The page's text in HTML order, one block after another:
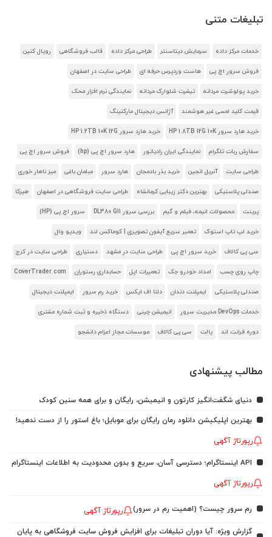
تبلیغات متنی
خدمات مرکز داده سرمایش دیتاسنتر طراحی مرکز داده قالب فروشگاهی رویال کنین
فروش سرور اچ پی هاست وردپرس حرفه ای طراحی سایت در اصفهان
خرید پولوشرت مردانه تیشرت شلوارک مردانه نمایندگی نرم افزار محک
قیمت کلید لمسی غیر هوشمند آژانس دیجیتال مارکتینگ
خرید هارد سرور HP 1.8TB 12G 10K خرید هارد سرور HP 1.2TB 10K 12G
سفارش ربات تلگرام نمایندگی ایران رادیاتور هارد سرور اچ پی (hp) فروش سرور اچ پی
طراحی سایت آنریل انجین خرید بذر بادمجان هارد سرور مبلمان باغی میز ناهار خوری
صندلی پلاستیکی بهترین دکتر زیبایی کرمانشاه طراحی سایت فروشگاهی در اصفهان هیرکا
پرینت محصولات انیمه، فیلم و گیم بررسی سرور DL380 G11 سرور اچ پی (HP)
خرید لپ تاپ استوک تعمیر سریع آیفون تصویری | کوماکس لند ویدیو وال
سی پی کالاف خرید سرور اچ پی طراحی سایت در مشهد دستیاری طراحی سایت در کرج
چاپ روی چسب امداد خودرو جک تعمیرات اپل حسابداری رستوران CoverTrader.com
صندلی پلاستیکی ایمپلنت دندان دلتا اف ایکس خرید رم سرور ایمپلنت دیجیتال
خدمات DevOps مدیریت سرور انیمیشن چینی دستگاه ذخیره و ثبت شماره مشتری
دوره فرانت اند پالت سی پی کالاف موسسات مجاز اعزام دانشجو
مطالب پیشنهادی
دنیای شگفت‌انگیز کارتون و انیمیشن، رایگان و برای همه سنین کودک
بهترین اپلیکیشن دانلود رمان رایگان برای موبایل؛ باغ استور را از دست ندهید!
رپورتاژ آگهی
API اینستاگرام؛ دسترسی آسان، سریع و بدون محدودیت به اطلاعات اینستاگرام
رپورتاژ آگهی
رم سرور چیست؟ (اهمیت رم در سرور) رپورتاژ آگهی
گزارش ویژه: آیا دوران تبلیغات برای افزایش فروش سایت فروشگاهی به پایان